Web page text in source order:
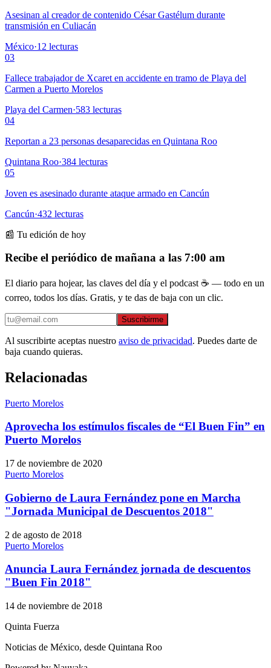
Asesinan al creador de contenido César Gastélum durante
transmisión en Culiacán
México·12 lecturas
03
Fallece trabajador de Xcaret en accidente en tramo de Playa del
Carmen a Puerto Morelos
Playa del Carmen·583 lecturas
04
Reportan a 23 personas desaparecidas en Quintana Roo
Quintana Roo·384 lecturas
05
Joven es asesinado durante ataque armado en Cancún
Cancún·432 lecturas
📰 Tu edición de hoy
Recibe el periódico de mañana a las 7:00 am
El diario para hojear, las claves del día y el podcast ☕ — todo en un
correo, todos los días. Gratis, y te das de baja con un clic.
Suscribirme
Al suscribirte aceptas nuestro aviso de privacidad. Puedes darte de
baja cuando quieras.
Relacionadas
Puerto Morelos
Aprovecha los estímulos fiscales de “El Buen Fin” en
Puerto Morelos
17 de noviembre de 2020
Puerto Morelos
Gobierno de Laura Fernández pone en Marcha
"Jornada Municipal de Descuentos 2018"
2 de agosto de 2018
Puerto Morelos
Anuncia Laura Fernández jornada de descuentos
"Buen Fin 2018"
14 de noviembre de 2018
Quinta Fuerza
Noticias de México, desde Quintana Roo